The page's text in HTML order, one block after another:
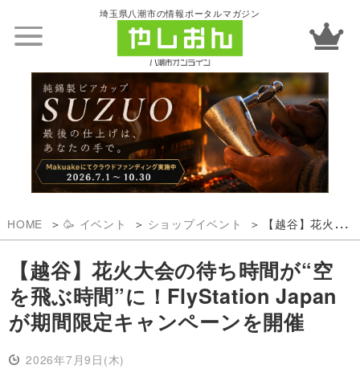
埼玉県八潮市の情報ポータルマガジン
HOME 🥳 イベント ショップイベント 【越谷】花火大会の待ち時間が“空を飛ぶ時間”に！FlyStation Japanが期間限定キャンペーンを開催
【越谷】花火大会の待ち時間が“空
を飛ぶ時間”に！FlyStation Japan
が期間限定キャンペーンを開催
2026年7月9日(木)